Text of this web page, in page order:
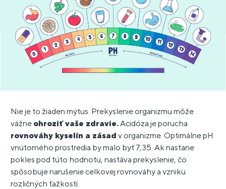
Nie je to žiaden mýtus. Prekyslenie organizmu môže
vážne ohroziť vaše zdravie.Acidóza je porucha
rovnováhy kyselín a zásad v organizme. Optimálne pH
vnútorného prostredia by malo byť 7,35. Ak nastane
pokles pod túto hodnotu, nastáva prekyslenie, čo
spôsobuje narušenie celkovej rovnováhy a vzniku
rozličných ťažkostí.